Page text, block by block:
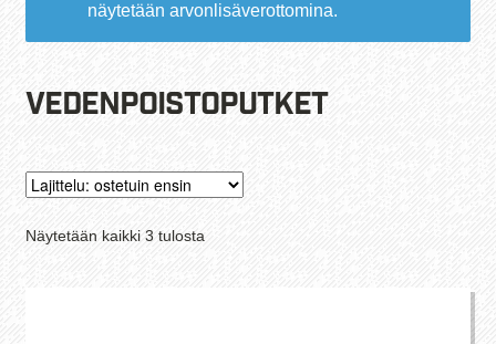
näytetään arvonlisäverottomina.
Vedenpoistoputket
Näytetään kaikki 3 tulostaSuosituimmat